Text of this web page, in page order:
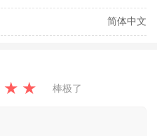
简体中文
★ ★ 棒极了